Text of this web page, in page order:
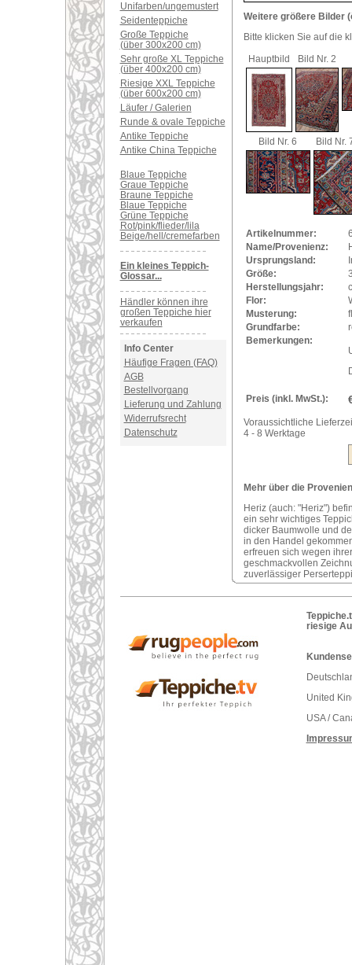
Unifarben/ungemustert
Seidenteppiche
Große Teppiche
(über 300x200 cm)
Sehr große XL Teppiche
(über 400x200 cm)
Riesige XXL Teppiche
(über 600x200 cm)
Läufer / Galerien
Runde & ovale Teppiche
Antike Teppiche
Antike China Teppiche
Blaue Teppiche
Graue Teppiche
Braune Teppiche
Blaue Teppiche
Grüne Teppiche
Rot/pink/flieder/lila
Beige/hell/cremefarben
Ein kleines Teppich-
Glossar...
Händler können ihre
großen Teppiche hier
verkaufen
Info Center
Häufige Fragen (FAQ)
AGB
Bestellvorgang
Lieferung und Zahlung
Widerrufsrecht
Datenschutz
Weitere größere Bilder
Bitte klicken Sie auf die
Hauptbild
Bild Nr. 2
Bild Nr. 6 Bild Nr.
Artikelnummer:
Name/Provenienz:
Ursprungsland:
Größe:
Herstellungsjahr:
Flor:
Musterung:
Grundfarbe:
Bemerkungen:
Preis (inkl. MwSt.):
Voraussichtliche
4 - 8 Werktage
Mehr über die
Heriz (auch: "Heriz")
ein sehr wichtiges
dicker Baumwolle und
in den Handel
erfreuen sich wegen
geschmackvollen
zuverlässiger
riesige
United
USA /